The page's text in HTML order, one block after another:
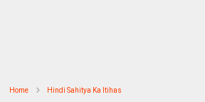
Home Hindi Sahitya Ka Itihas